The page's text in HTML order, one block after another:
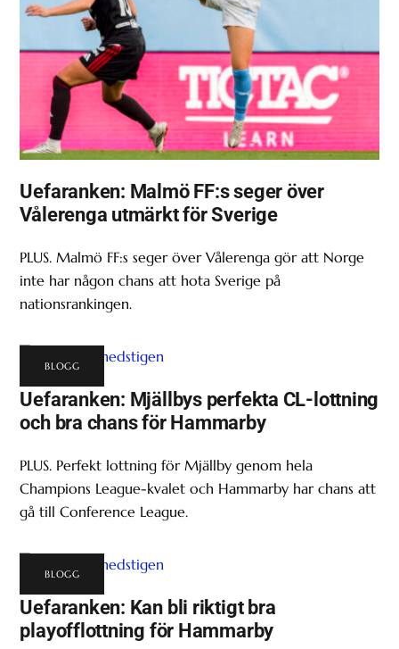
Uefaranken: Malmö FF:s seger över
Vålerenga utmärkt för Sverige
PLUS. Malmö FF:s seger över Vålerenga gör att Norge
inte har någon chans att hota Sverige på
nationsrankingen.
BLOGG
Uefaranken: Mjällbys perfekta CL-lottning
och bra chans för Hammarby
PLUS. Perfekt lottning för Mjällby genom hela
Champions League-kvalet och Hammarby har chans att
gå till Conference League.
BLOGG
Uefaranken: Kan bli riktigt bra
playofflottning för Hammarby